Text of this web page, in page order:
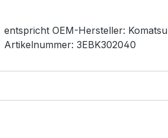
entspricht OEM-Hersteller: Komatsu
Artikelnummer: 3EBK302040